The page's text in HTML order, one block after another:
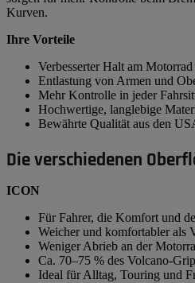
Kurven.
Ihre Vorteile
Verbesserter Halt am Motorrad
Entlastung von Armen und
Mehr Kontrolle in jeder
Hochwertige, langlebige
Bewährte Qualität aus den
Die verschiedenen
ICON
Für Fahrer, die Komfort und
Weicher und komfortabler als
Weniger Abrieb an der
Ca. 70–75 % des Volcano-
Ideal für Alltag, Touring und